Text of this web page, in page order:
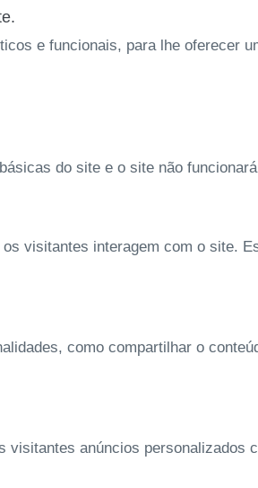
e funcionais, para lhe oferecer
do site e o site não
visitantes interagem com o site.
como compartilhar o
anúncios